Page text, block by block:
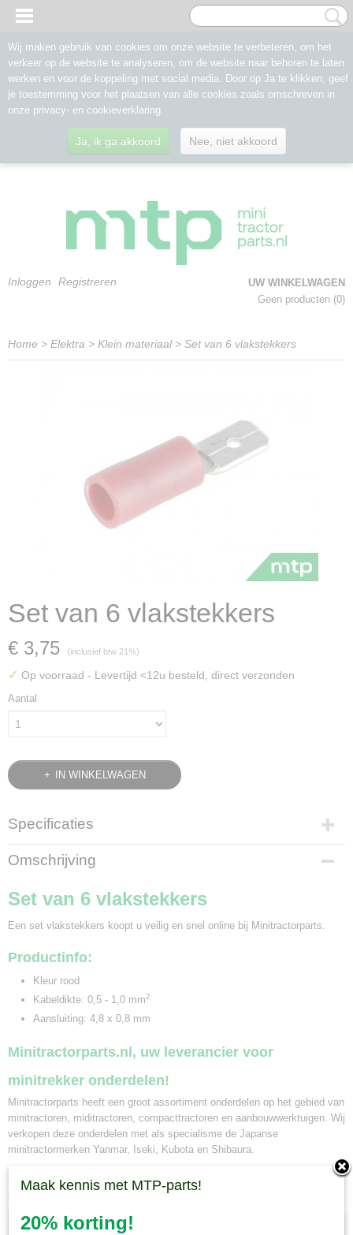
Inloggen Registreren
UW WINKELWAGEN
Geen producten (0)
Home > Elektra > Klein materiaal> Set van 6 vlakstekkers
Set van 6 vlakstekkers
€ 3,75 (inclusief btw 21%)
✓ Op voorraad - Levertijd <12u besteld, direct verzonden
Aantal
IN WINKELWAGEN
Specificaties
Bruto gewicht
0,10 Kg
Omschrijving
Set van 6 vlakstekkers
Een set vlakstekkers koopt u veilig en snel online bij Minitractorparts.
Productinfo:
Kleur rood
Kabeldikte: 0,5 - 1,0 mm2
Aansluiting: 4,8 x 0,8 mm
Minitractorparts.nl, uw leverancier voor
minitrekker onderdelen!
Minitractorparts heeft een groot assortiment onderdelen op het gebied van
minitractoren, miditractoren, compacttractoren en aanbouwwerktuigen. Wij
verkopen deze onderdelen met als specialisme de Japanse
minitractormerken Yanmar, Iseki, Kubota en Shibaura.
Wij maken gebruik van cookies om onze website te verbeteren, om het
verkeer op de website te analyseren, om de website naar behoren te laten
werken en voor de koppeling met social media. Door op Ja te klikken, geef
je toestemming voor het plaatsen van alle cookies zoals omschreven in
onze privacy- en cookieverklaring.
Ja, ik ga akkoord Nee, niet akkoord
Maak kennis met MTP-parts!
20% korting!